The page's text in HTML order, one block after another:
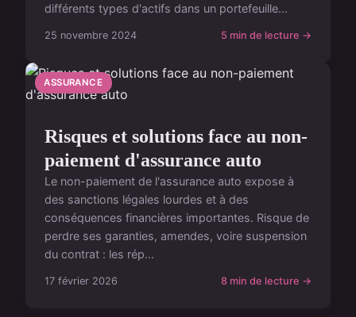
différents types d'actifs dans un portefeuille...
25 novembre 2024 5 min de lecture →
ASSURANCE
Risques et solutions face au non-
paiement d'assurance auto
Le non-paiement de l'assurance auto expose à
des sanctions légales lourdes et à des
conséquences financières importantes. Risque de
perdre ses garanties, amendes, voire suspension
du contrat : les rép...
17 février 2026 8 min de lecture →